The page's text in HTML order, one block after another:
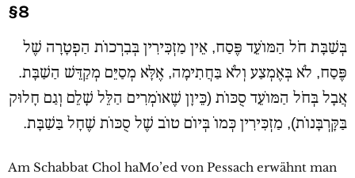
§8
בְּשַׁבָּת חֹל הַמּוֹעֵד פֶּסַח, אֵין מַזְכִּירִין בְּבִרְכוֹת הַפְטָרָה שֶׁל
פֶּסַח, לֹא בְּאֶמְצַע וְלֹא בַּחֲתִימָה, אֶלָּא מְסַיֵּם מְקַדֵּשׁ הַשַׁבָּת.
אֲבָל בְּחֹל הַמּוֹעֵד סֻכּוֹת (כֵּיוָן שֶׁאוֹמְרִים הַלֵּל שָׁלֵם וְגַם חָלוּק
בַּקָּרְבָּנוֹת), מַזְכִּירִין כְּמוֹ בְּיוֹם טוֹב שֶׁל סֻכּוֹת שֶׁחָל בַּשַׁבָּת.
Am Schabbat Chol haMo’ed von Pessach erwähnt man